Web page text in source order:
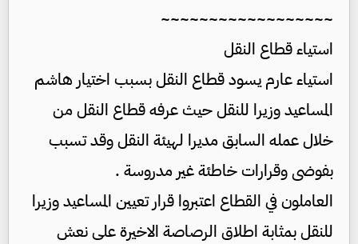
~~~~~~~~~~~~~~~~~~
استياء قطاع النقل
استياء عارم يسود قطاع النقل بسبب اختيار هاشم
المساعيد وزيرا للنقل حيث عرفه قطاع النقل من
خلال عمله السابق مديرا لهيئة النقل وقد تسبب
بفوضى وقرارات خاطئة غير مدروسة .
العاملون في القطاع اعتبروا قرار تعيين المساعيد وزيرا
للنقل بمثابة اطلاق الرصاصة الاخيرة على نعش